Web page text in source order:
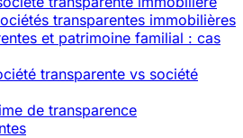
transparentes immobilières
et patrimoine familial : cas
transparente vs société
de transparence